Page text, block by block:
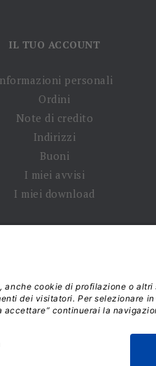
IL TUO ACCOUNT
personali
Ordini
Note di credito
Indirizzi
Buoni
I miei avvisi
I miei download
- La Tribuna S.r.l. |
Responsabile della
Viale Enrico